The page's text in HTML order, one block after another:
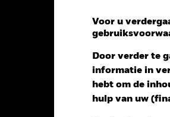
Voor u
Door verder te
informatie in
hebt om de
hulp van uw
NAV 1 dag per 06/aug/2026
0,02 (0,11%)
Morningstar